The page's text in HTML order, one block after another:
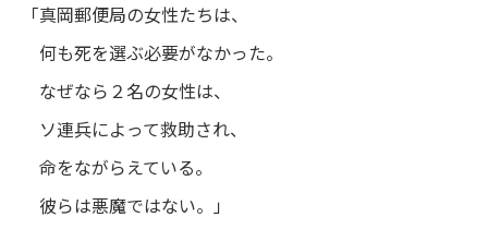
「真岡郵便局の女性たちは、
何も死を選ぶ必要がなかった。
なぜなら２名の女性は、
ソ連兵によって救助され、
命をながらえている。
彼らは悪魔ではない。」